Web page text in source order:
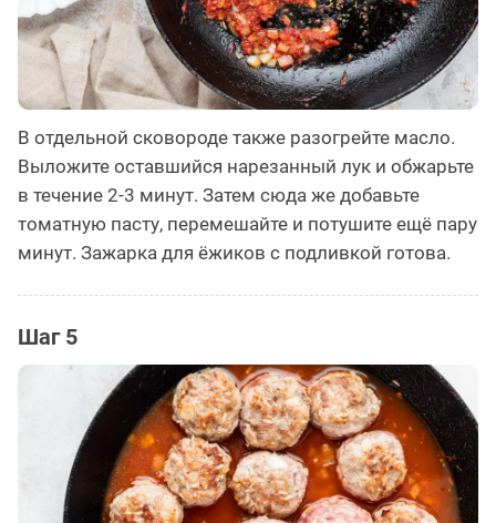
В отдельной сковороде также разогрейте масло.
Выложите оставшийся нарезанный лук и обжарьте
в течение 2-3 минут. Затем сюда же добавьте
томатную пасту, перемешайте и потушите ещё пару
минут. Зажарка для ёжиков с подливкой готова.
Шаг 5